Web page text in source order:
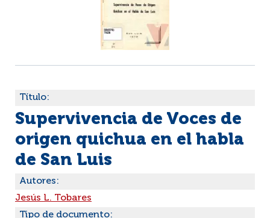
Título:
Supervivencia de Voces de
origen quichua en el habla
de San Luis
Autores:
Jesús L. Tobares
Tipo de documento: